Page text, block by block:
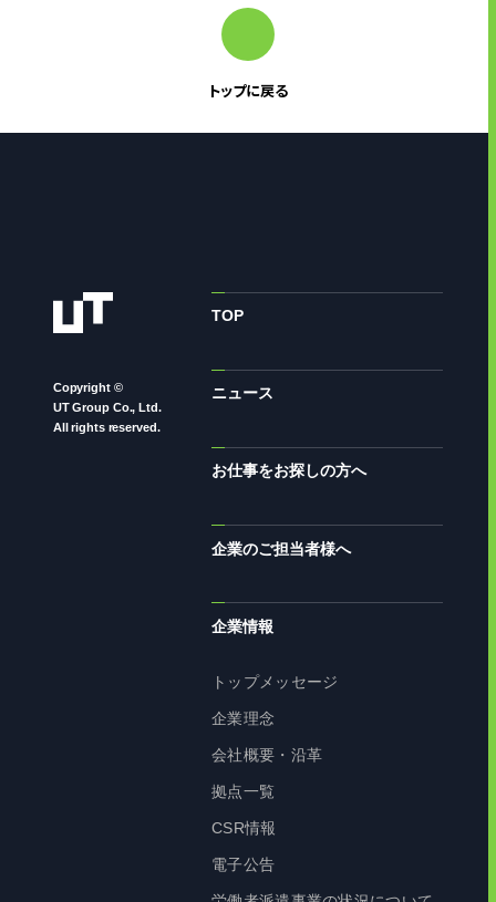
トップに戻る
Copyright ©
UT Group Co., Ltd.
All rights reserved.
TOP
ニュース
お仕事をお探しの方へ
企業のご担当者様へ
企業情報
トップメッセージ
企業理念
会社概要・沿革
拠点一覧
CSR情報
電子公告